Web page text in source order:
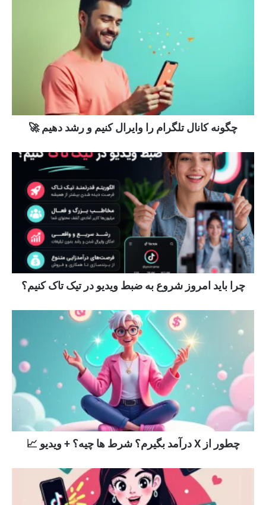
چگونه کانال تلگرام را وایرال کنیم و رشد دهیم 🚀
چرا باید امروز شروع به ضبط ویدیو در تیک تاک کنیم؟
چطور از X درآمد بگیرم؟ شرط ها چیه؟ + ویدیو 📈